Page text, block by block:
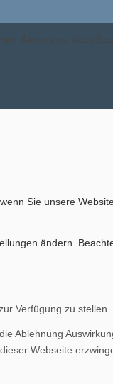
davon aus, dass
Sie unsere
ändern.
Verfügung zu stellen.
Ablehnung
Webseite